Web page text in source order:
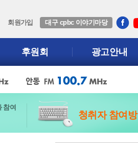
회원가입 대구 cpbc 이야기마당
후원회 광고안내
참여
청취자 참여방